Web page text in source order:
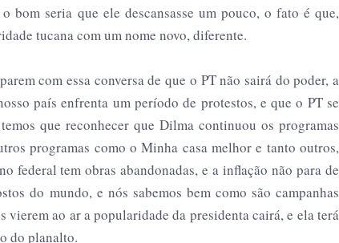
bom seria que ele descansasse um pouco, o fato é que,
tucana com um nome novo, diferente.
com essa conversa de que o PT não sairá do poder, a
país enfrenta um período de protestos, e que o PT se
que reconhecer que Dilma continuou os programas
programas como o Minha casa melhor e tanto outros,
federal tem obras abandonadas, e a inflação não para de
do mundo, e nós sabemos bem como são campanhas
vierem ao ar a popularidade da presidenta cairá, e ela terá
do planalto.